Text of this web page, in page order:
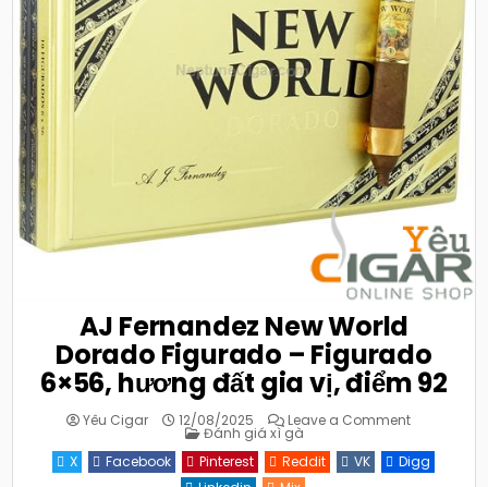
AJ Fernandez New World
Dorado Figurado – Figurado
6×56, hương đất gia vị, điểm 92
Yêu Cigar 12/08/2025 Leave a Commenton
New
World
Posted
Đánh giá xì gà
X
Facebook Pinterest Reddit VK
Digg